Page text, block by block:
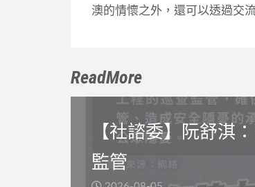
澳的情懷之外，還可以透過交
ReadMore
【社諮委】阮舒淇
監管